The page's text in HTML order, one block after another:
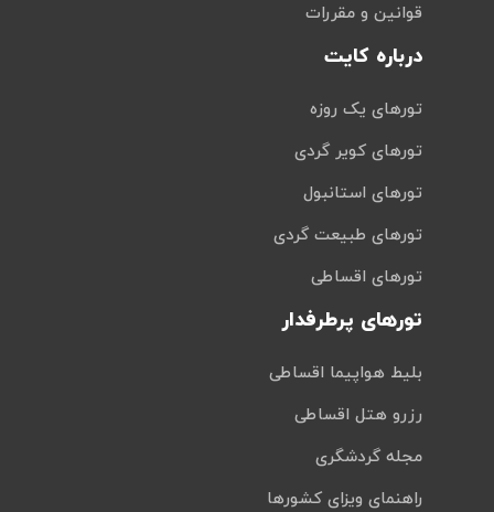
قوانین و مقررات
درباره کایت
تورهای یک روزه
تورهای کویر گردی
تورهای استانبول
تورهای طبیعت گردی
تورهای اقساطی
تورهای پرطرفدار
بلیط هواپیما اقساطی
رزرو هتل اقساطی
مجله گردشگری
راهنمای ویزای کشورها